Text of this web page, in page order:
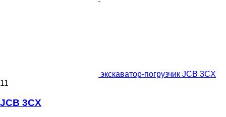
экскаватор-погрузчик JCB 3CX
11
JCB 3CX